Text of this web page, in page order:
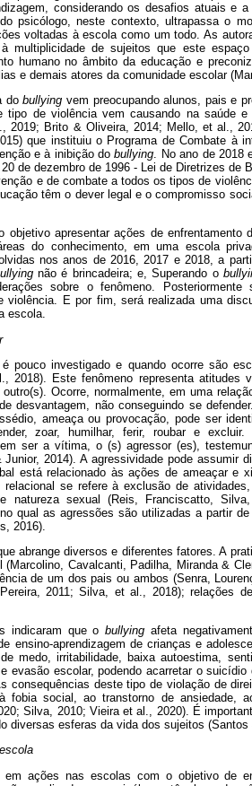
considerando os desafios atuais e
psicólogo, neste contexto, ultrapassa o
voltadas à escola como um todo. As
multiplicidade de sujeitos que este
humano no âmbito da educação e
e demais atores da comunidade escolar
dobullying vem preocupando alunos, pais e
tipo de violência vem causando na saúde
2019; Brito & Oliveira, 2014; Mello, et al.,
que instituiu o Programa de Combate à
e à inibição dobullying. No ano de 2018
de dezembro de 1996 - Lei de Diretrizes
e de combate a todos os tipos de
têm o dever legal e o compromisso
objetivo apresentar ações de enfrentamento
do conhecimento, em uma escola
nos anos de 2016, 2017 e 2018, a
não é brincadeira; e, Superando o
sobre o fenômeno.
violência. E por fim, será realizada uma
escola.
é pouco investigado e quando ocorre são
2018). Este fenômeno representa atitudes
Ocorre, normalmente, em uma
desvantagem, não conseguindo se
ameaça ou provocação, pode ser
zoar, humilhar, ferir, roubar e
ser a vítima, o (s) agressor (es),
2014). A agressividade pode assumir
está relacionado às ações de ameaçar e
relacional se refere à exclusão de
natureza sexual (Reis, Franciscatto,
no qual as agressões são utilizadas a partir
2016).
abrange diversos e diferentes fatores. A
Cavalcanti, Padilha, Miranda &
de um dos pais ou ambos (Senra,
2011; Silva, et al., 2018); relações
indicaram que obullying afeta
ensino-aprendizagem de crianças e
medo, irritabilidade, baixa autoestima,
evasão escolar, podendo acarretar o
consequências deste tipo de violação de
fobia social, ao transtorno de ansiedade,
Silva, 2010; Vieira et al., 2020). É
diversas esferas da vida dos sujeitos (Santos
em ações nas escolas com o objetivo de